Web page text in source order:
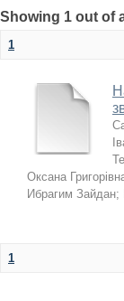
Showing 1 out of
1
Оксана
Ибрагим Зайдан;
1